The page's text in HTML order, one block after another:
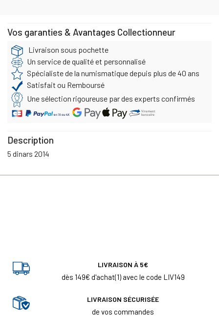
Vos garanties & Avantages Collectionneur
Livraison sous pochette
Un service de qualité et personnalisé
Spécialiste de la numismatique depuis plus de 40 ans
Satisfait ou Remboursé
Une sélection rigoureuse par des experts confirmés
Description
5 dinars 2014
LIVRAISON À 5€
dès 149€ d'achat(1) avec le code LIV149
LIVRAISON SÉCURISÉE
de vos commandes